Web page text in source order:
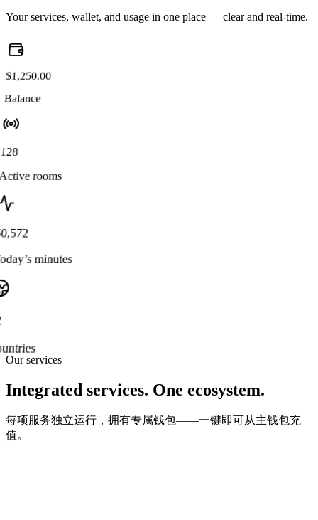
Your services, wallet, and usage in one place — clear and real-time.
$1,250.00
Balance
128
rooms
minutes
Our services
Integrated services. One ecosystem.
每项服务独立运行，拥有专属钱包——一键即可从主钱包充
值。